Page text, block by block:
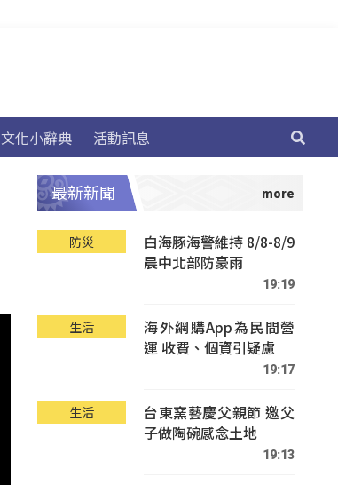
文化小辭典 活動訊息
最新新聞
防災
白海豚海警維持 8/8-8/9
晨中北部防豪雨
19:19
生活
海外網購App為民間營
運 收費、個資引疑慮
19:17
生活
台東窯藝慶父親節 邀父
子做陶碗感念土地
19:13